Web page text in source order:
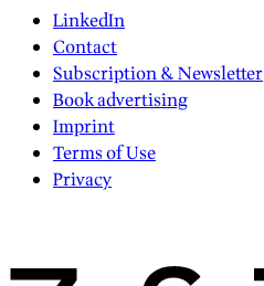
LinkedIn
Contact
Subscription & Newsletter
Book advertising
Imprint
Terms of Use
Privacy